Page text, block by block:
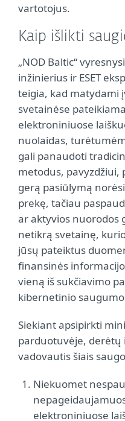
vartotojus.
Kaip išlikti
„NOD Baltic“
inžinierius ir ESET
teigia, kad matydami
svetainėse
elektroniniuose
nuolaidas,
gali panaudoti
metodus, pavyzdžiui,
gerą pasiūlymą
prekę, tačiau
ar aktyvios nuorodos
netikrą svetainę,
jūsų pateiktus
finansinės
vieną iš sukčiavimo
kibernetinio
Siekiant apsipirkti
parduotuvėje, derėtų
vadovautis šiais
Niekuomet
elektroniniuose